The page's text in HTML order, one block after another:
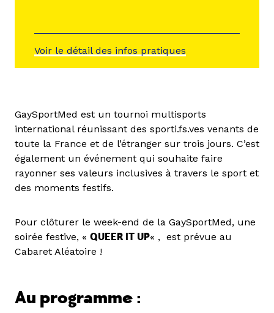
Voir le détail des infos pratiques
GaySportMed est un tournoi multisports
international réunissant des sporti.fs.ves venants de
toute la France et de l’étranger sur trois jours. C’est
également un événement qui souhaite faire
rayonner ses valeurs inclusives à travers le sport et
des moments festifs.
Pour clôturer le week-end de la GaySportMed, une
soirée festive, « QUEER IT UP« , est prévue au
Cabaret Aléatoire !
Au programme :